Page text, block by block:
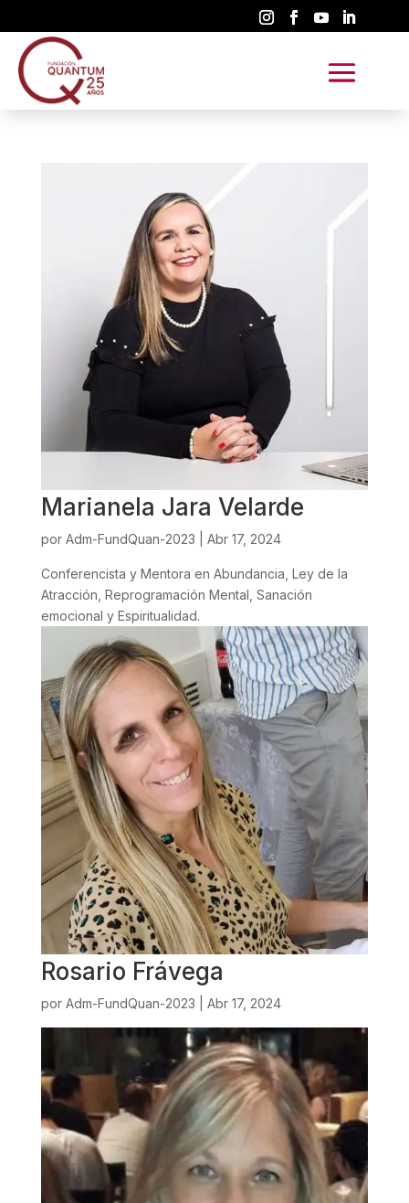
Marianela Jara Velarde
por Adm-FundQuan-2023 Abr 17, 2024
Conferencista y Mentora en Abundancia, Ley de la
Atracción, Reprogramación Mental, Sanación
emocional y Espiritualidad.
Rosario Frávega
por Adm-FundQuan-2023 Abr 17, 2024